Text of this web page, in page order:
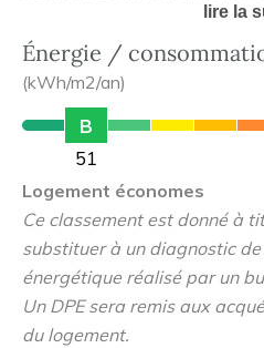
le convoité quartier de
pavillonnaire propose 16
pièces avec jardin privatif.
propriété avec
ans.
lire la
Énergie /
(kWh/m2/an)
B
51
Logement économes
Ce classement est donné à
substituer à un diagnostic
énergétique réalisé par un
Un DPE sera remis aux
du logement.